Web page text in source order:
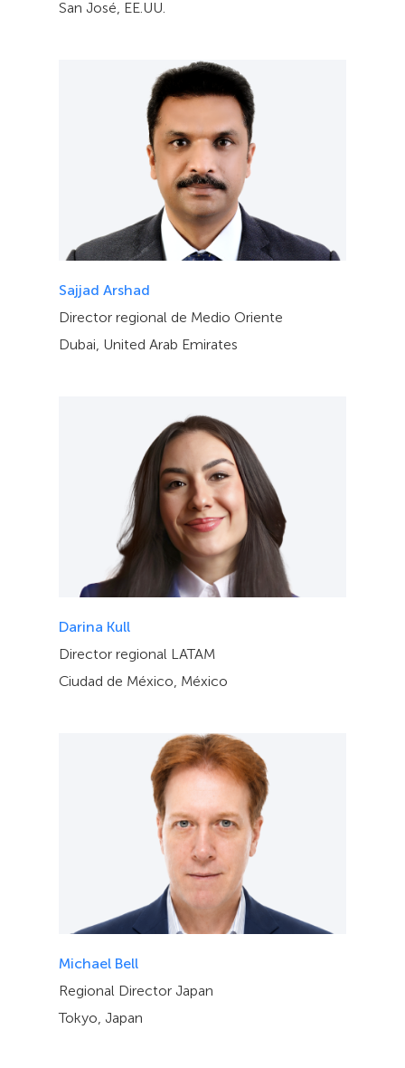
San José, EE.UU.
Sajjad Arshad
Director regional de Medio Oriente
Dubai, United Arab Emirates
Darina Kull
Director regional LATAM
Ciudad de México, México
Michael Bell
Regional Director Japan
Tokyo, Japan